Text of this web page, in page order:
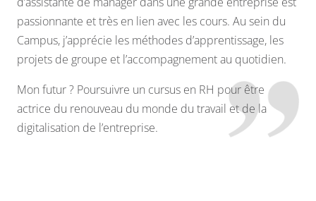
passionnante et très en lien avec les cours. Au sein du
Campus, j’apprécie les méthodes d’apprentissage, les
projets de groupe et l’accompagnement au quotidien.
Mon futur ? Poursuivre un cursus en RH pour être
actrice du renouveau du monde du travail et de la
digitalisation de l’entreprise.